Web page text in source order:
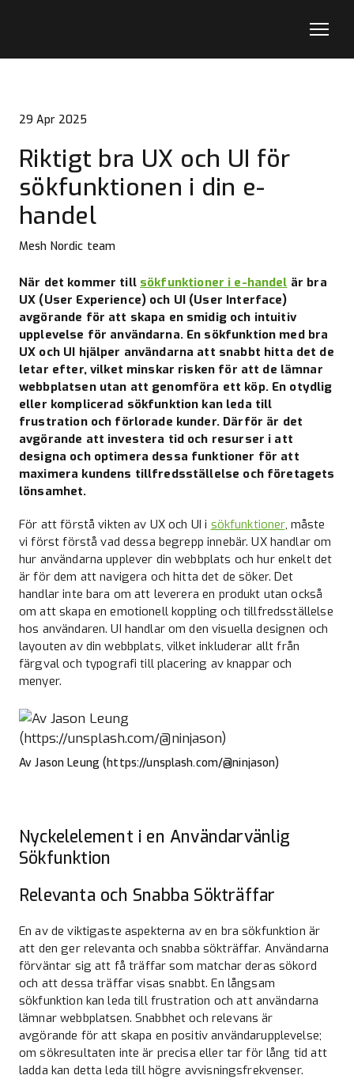
29 Apr 2025
Riktigt bra UX och UI för
sökfunktionen i din e-
handel
Mesh Nordic team
När det kommer till sökfunktioner i e-handel är bra
UX (User Experience) och UI (User Interface)
avgörande för att skapa en smidig och intuitiv
upplevelse för användarna. En sökfunktion med bra
UX och UI hjälper användarna att snabbt hitta det de
letar efter, vilket minskar risken för att de lämnar
webbplatsen utan att genomföra ett köp. En otydlig
eller komplicerad sökfunktion kan leda till
frustration och förlorade kunder. Därför är det
avgörande att investera tid och resurser i att
designa och optimera dessa funktioner för att
maximera kundens tillfredsställelse och företagets
lönsamhet.
För att förstå vikten av UX och UI i sökfunktioner, måste
vi först förstå vad dessa begrepp innebär. UX handlar om
hur användarna upplever din webbplats och hur enkelt det
är för dem att navigera och hitta det de söker. Det
handlar inte bara om att leverera en produkt utan också
om att skapa en emotionell koppling och tillfredsställelse
hos användaren. UI handlar om den visuella designen och
layouten av din webbplats, vilket inkluderar allt från
färgval och typografi till placering av knappar och
menyer.
Av Jason Leung (https://unsplash.com/@ninjason)
Nyckelelement i en Användarvänlig
Sökfunktion
Relevanta och Snabba Sökträffar
En av de viktigaste aspekterna av en bra sökfunktion är
att den ger relevanta och snabba sökträffar. Användarna
förväntar sig att få träffar som matchar deras sökord
och att dessa träffar visas snabbt. En långsam
sökfunktion kan leda till frustration och att användarna
lämnar webbplatsen. Snabbhet och relevans är
avgörande för att skapa en positiv användarupplevelse;
om sökresultaten inte är precisa eller tar för lång tid att
ladda kan detta leda till högre avvisningsfrekvenser.